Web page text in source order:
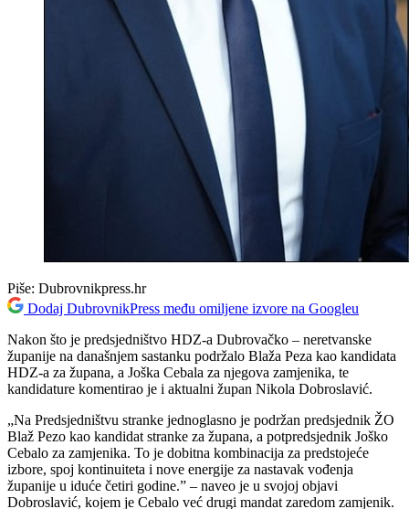
Piše: Dubrovnikpress.hr
Dodaj DubrovnikPress među omiljene izvore na Googleu
Nakon što je predsjedništvo HDZ-a Dubrovačko – neretvanske
županije na današnjem sastanku podržalo Blaža Peza kao kandidata
HDZ-a za župana, a Joška Cebala za njegova zamjenika, te
kandidature komentirao je i aktualni župan Nikola Dobroslavić.
„Na Predsjedništvu stranke jednoglasno je podržan predsjednik ŽO
Blaž Pezo kao kandidat stranke za župana, a potpredsjednik Joško
Cebalo za zamjenika. To je dobitna kombinacija za predstojeće
izbore, spoj kontinuiteta i nove energije za nastavak vođenja
županije u iduće četiri godine.” – naveo je u svojoj objavi
Dobroslavić, kojem je Cebalo već drugi mandat zaredom zamjenik.